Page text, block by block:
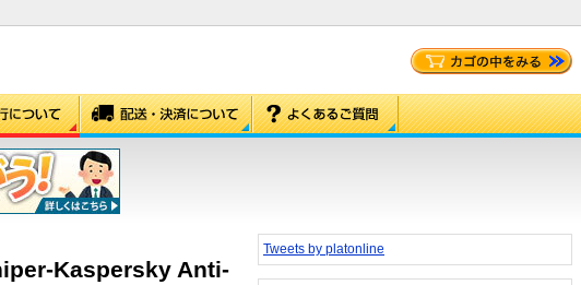
Kaspersky Anti-
Tweets by platonline